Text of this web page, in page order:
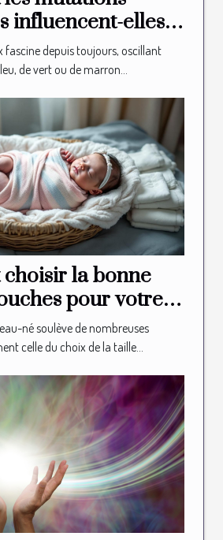
influencent-elles
yeux ?
fascine depuis toujours, oscillant
de vert ou de marron...
la bonne
pour votre
né soulève de nombreuses
celle du choix de la taille...